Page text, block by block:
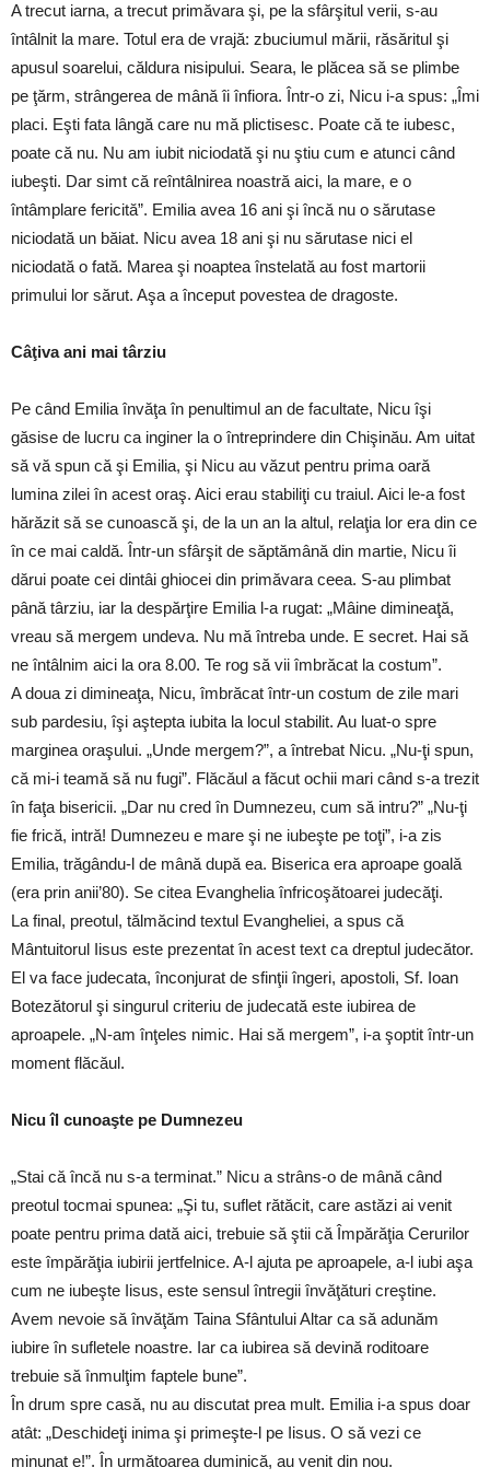
A trecut iarna, a trecut primăvara şi, pe la sfârşitul verii, s-au
întâlnit la mare. Totul era de vrajă: zbuciumul mării, răsăritul şi
apusul soarelui, căldura nisipului. Seara, le plăcea să se plimbe
pe ţărm, strângerea de mână îi înfiora. Într-o zi, Nicu i-a spus: „Îmi
placi. Eşti fata lângă care nu mă plictisesc. Poate că te iubesc,
poate că nu. Nu am iubit niciodată şi nu ştiu cum e atunci când
iubeşti. Dar simt că reîntâlnirea noastră aici, la mare, e o
întâmplare fericită”. Emilia avea 16 ani şi încă nu o sărutase
niciodată un băiat. Nicu avea 18 ani şi nu sărutase nici el
niciodată o fată. Marea şi noaptea înstelată au fost martorii
primului lor sărut. Aşa a început povestea de dragoste.
Câţiva ani mai târziu
Pe când Emilia învăţa în penultimul an de facultate, Nicu îşi
găsise de lucru ca inginer la o întreprindere din Chişinău. Am uitat
să vă spun că şi Emilia, şi Nicu au văzut pentru prima oară
lumina zilei în acest oraş. Aici erau stabiliţi cu traiul. Aici le-a fost
hărăzit să se cunoască şi, de la un an la altul, relaţia lor era din ce
în ce mai caldă. Într-un sfârşit de săptămână din martie, Nicu îi
dărui poate cei dintâi ghiocei din primăvara ceea. S-au plimbat
până târziu, iar la despărţire Emilia l-a rugat: „Mâine dimineaţă,
vreau să mergem undeva. Nu mă întreba unde. E secret. Hai să
ne întâlnim aici la ora 8.00. Te rog să vii îmbrăcat la costum”.
A doua zi dimineaţa, Nicu, îmbrăcat într-un costum de zile mari
sub pardesiu, îşi aştepta iubita la locul stabilit. Au luat-o spre
marginea oraşului. „Unde mergem?”, a întrebat Nicu. „Nu-ţi spun,
că mi-i teamă să nu fugi”. Flăcăul a făcut ochii mari când s-a trezit
în faţa bisericii. „Dar nu cred în Dumnezeu, cum să intru?” „Nu-ţi
fie frică, intră! Dumnezeu e mare şi ne iubeşte pe toţi”, i-a zis
Emilia, trăgându-l de mână după ea. Biserica era aproape goală
(era prin anii’80). Se citea Evanghelia înfricoşătoarei judecăţi.
La final, preotul, tălmăcind textul Evangheliei, a spus că
Mântuitorul Iisus este prezentat în acest text ca dreptul judecător.
El va face judecata, înconjurat de sfinţii îngeri, apostoli, Sf. Ioan
Botezătorul şi singurul criteriu de judecată este iubirea de
aproapele. „N-am înţeles nimic. Hai să mergem”, i-a şoptit într-un
moment flăcăul.
Nicu îl cunoaşte pe Dumnezeu
„Stai că încă nu s-a terminat.” Nicu a strâns-o de mână când
preotul tocmai spunea: „Şi tu, suflet rătăcit, care astăzi ai venit
poate pentru prima dată aici, trebuie să ştii că Împărăţia Cerurilor
este împărăţia iubirii jertfelnice. A-l ajuta pe aproapele, a-l iubi aşa
cum ne iubeşte Iisus, este sensul întregii învăţături creştine.
Avem nevoie să învăţăm Taina Sfântului Altar ca să adunăm
iubire în sufletele noastre. Iar ca iubirea să devină roditoare
trebuie să înmulţim faptele bune”.
În drum spre casă, nu au discutat prea mult. Emilia i-a spus doar
atât: „Deschideţi inima şi primeşte-l pe Iisus. O să vezi ce
minunat e!”. În următoarea duminică, au venit din nou.